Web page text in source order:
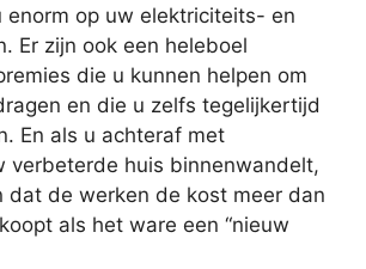
enorm op uw elektriciteits- en
Er zijn ook een heleboel
die u kunnen helpen om
en die u zelfs tegelijkertijd
En als u achteraf met
verbeterde huis binnenwandelt,
dat de werken de kost meer dan
als het ware een “nieuw